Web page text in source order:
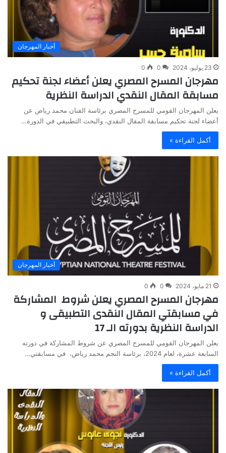
أخبار المهرجان
23 يوليو، 2024 0
0
مهرجان المسرح المصري يعلن أعضاء لجنة تحكيم
مسابقة المقال النقدي الدراسة النظرية
يعلن المهرجان القومي للمسرح المصري برئاسة الفنان محمد رياض عن
أعضاء لجنة تحكيم مسابقة المقال النقدي، والبحث التطبيقي في الدورة…
أكمل القراءة »
أخبار المهرجان
21 مايو، 2024 0
0
مهرجان المسرح المصري يعلن شروط المشاركة
في مسابقتي المقال النقدى التطبيقى و
الدراسة النظرية بدورته الـ 17
يعلن المهرجان القومي للمسرح المصري عن شروط المشاركة في دورته
السابعة عشرة، لعام 2024، برئاسة النجم محمد رياض، في مسابقتي…
أكمل القراءة »